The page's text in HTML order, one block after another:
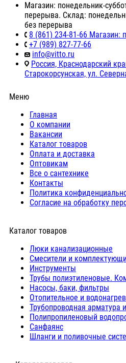
Магазин: понедельник-
перерыва. Склад:
без перерыва
8 (861) 234-81-66 Магазин:
+7 (989) 827-77-66
info@vitto.ru
Россия, Краснодарский
Старокорсунская, ул.
Меню
Главная
О компании
Вакансии
Каталог товаров
Оплата и доставка
Оптовикам
Все о сантехнике
Контакты
Политика
Согласие на обработку
Каталог товаров
Люки канализационные
Cмесители и
Инструменты
Трубы полиэтиленовые.
Насосы, баки, фильтры
Отопительное и
Трубопроводная арматура
Полипропиленовый
Санфаянс
Шланги и поливочные